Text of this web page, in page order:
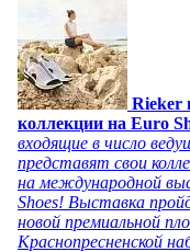
Rieker
коллекции на Euro
входящие в число
представят свои
на международной
Shoes! Выставка
новой премиальной
Краснопресненской